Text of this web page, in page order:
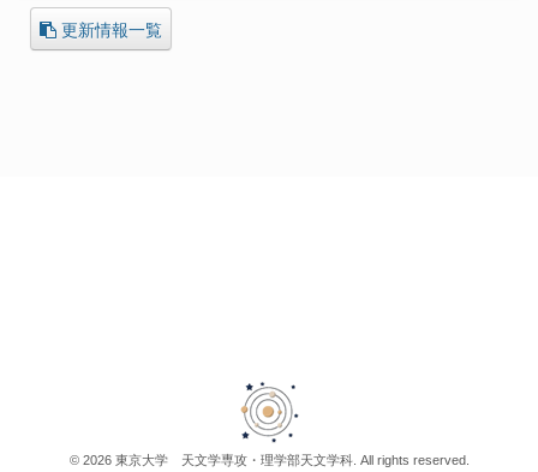
更新情報一覧
© 2026 東京大学 天文学専攻・理学部天文学科. All rights reserved.